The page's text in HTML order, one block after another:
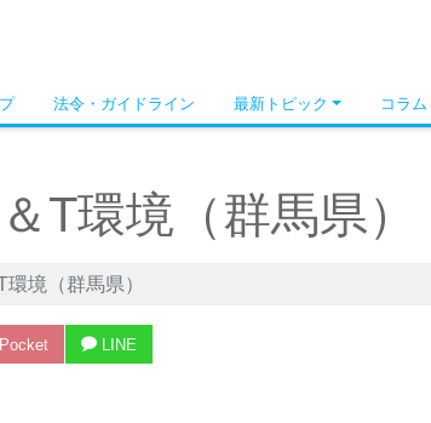
法令・ガイドライン 最新トピック コラム
T環境（群馬県）
境（群馬県）
LINE